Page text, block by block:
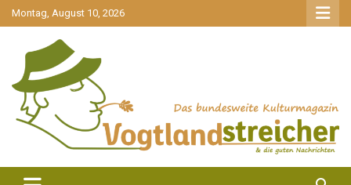
gehe
zum
Montag, August 10, 2026
Vogtlandstreicher